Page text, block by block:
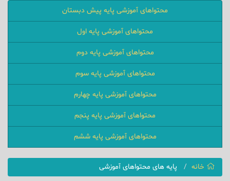
محتواهای آموزشی پایه پیش دبستان
محتواهای آموزشی پایه اول
محتواهای آموزشی پایه دوم
محتواهای آموزشی پایه سوم
محتواهای آموزشی پایه چهارم
محتواهای آموزشی پایه پنجم
محتواهای آموزشی پایه ششم
خانه پایه های محتواهای آموزشی